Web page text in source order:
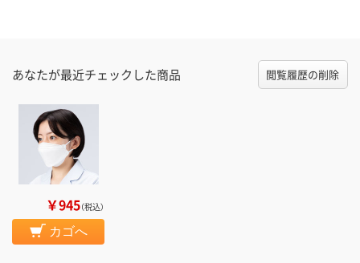
あなたが最近チェックした商品 閲覧履歴の削除
￥945（税込）
カゴへ